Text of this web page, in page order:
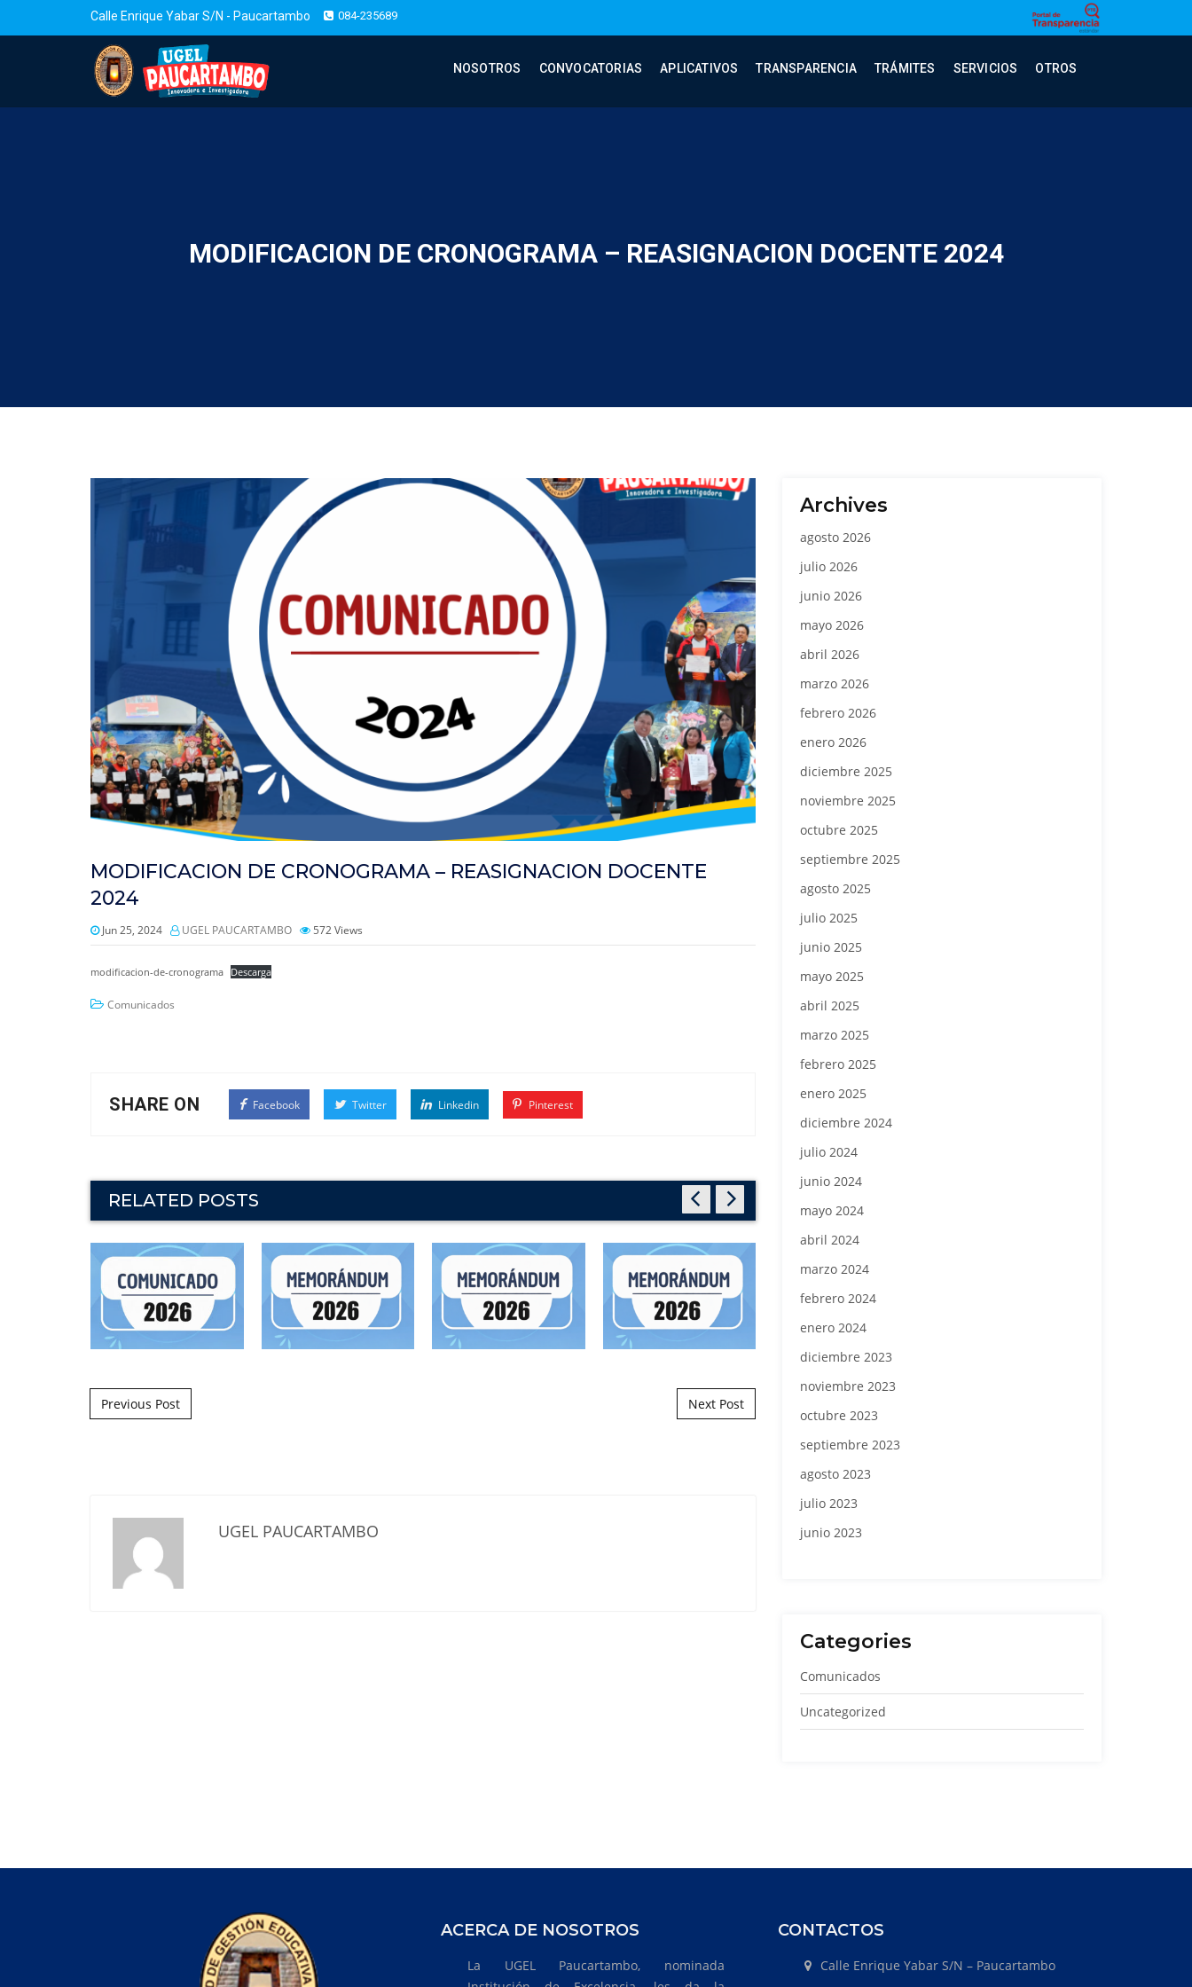
Calle Enrique Yabar S/N - Paucartambo 084-235689
NOSOTROS CONVOCATORIAS APLICATIVOS TRANSPARENCIA TRÁMITES SERVICIOS OTROS
MODIFICACION DE CRONOGRAMA – REASIGNACION DOCENTE 2024
MODIFICACION DE CRONOGRAMA – REASIGNACION DOCENTE
2024
Jun 25, 2024 UGEL PAUCARTAMBO 572Views
modificacion-de-cronograma Descarga
Comunicados
SHARE ON Facebook Twitter Linkedin Pinterest
RELATED POSTS
Post navigation
Previous Post Next Post
UGEL PAUCARTAMBO
Archives
agosto 2026
julio 2026
junio 2026
mayo 2026
abril 2026
marzo 2026
febrero 2026
enero 2026
diciembre 2025
noviembre 2025
octubre 2025
septiembre 2025
agosto 2025
julio 2025
junio 2025
mayo 2025
abril 2025
marzo 2025
febrero 2025
enero 2025
diciembre 2024
julio 2024
junio 2024
mayo 2024
abril 2024
marzo 2024
febrero 2024
enero 2024
diciembre 2023
noviembre 2023
octubre 2023
septiembre 2023
agosto 2023
julio 2023
junio 2023
Categories
Comunicados
Uncategorized
ACERCA DE NOSOTROS
La UGEL Paucartambo, nominada
CONTACTOS
Calle Enrique Yabar S/N – Paucartambo